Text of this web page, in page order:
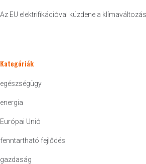
Az EU elektrifikációval küzdene a
Kategóriák
egészségügy
energia
Európai Unió
fenntartható fejlődés
gazdaság